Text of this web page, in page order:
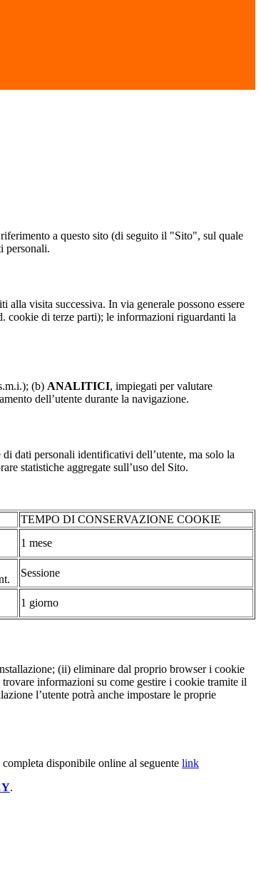
a questo sito (di seguito il "Sito", sul quale
personali.
visita successiva. In via generale possono essere
cookie di terze parti); le informazioni riguardanti la
(b) ANALITICI, impiegati per valutare
dell’utente durante la navigazione.
dati personali identificativi dell’utente, ma solo la
statistiche aggregate sull’uso del Sito.
TEMPO DI CONSERVAZIONE COOKIE
1 mese
Sessione
1 giorno
(ii) eliminare dal proprio browser i cookie
informazioni su come gestire i cookie tramite il
l’utente potrà anche impostare le proprie
disponibile online al seguente link
.